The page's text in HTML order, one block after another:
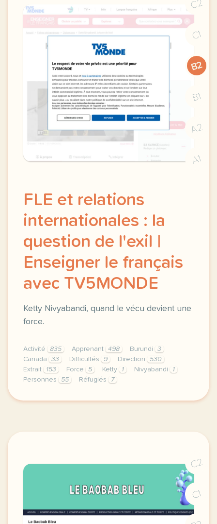
C2
C1
B2
B1
A2
A1
FLE et relations
internationales : la
question de l'exil |
Enseigner le français
avec TV5MONDE
Ketty Nivyabandi, quand le vécu devient une
force.
Activité 835 Apprenant 498 Burundi
3
Canada
33 Difficultés 9 Direction
530
Extrait
153 Force 5 Ketty 1 Nivyabandi
1
Personnes
55 Réfugiés 7
didomi host didomi components button cursor
C2
C1